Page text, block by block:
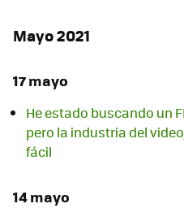
Mayo 2021
17 mayo
He estado buscando un
pero la industria del
fácil
14 mayo